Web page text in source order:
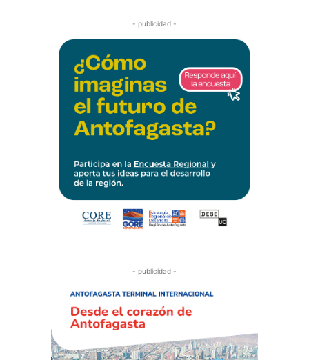
- publicidad -
- publicidad -